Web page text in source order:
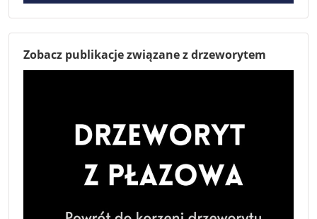
Zobacz publikacje związane z drzeworytem